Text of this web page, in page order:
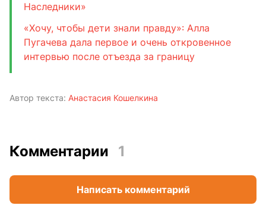
Наследники»
«Хочу, чтобы дети знали правду»: Алла
Пугачева дала первое и очень откровенное
интервью после отъезда за границу
Автор текста: Анастасия Кошелкина
Комментарии 1
Написать комментарий